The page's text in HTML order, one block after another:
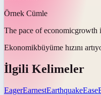
Örnek Cümle
The pace of economicgrowth
Ekonomikbüyüme hızını
İlgili Kelimeler
EagerEarnestEarthquakeEase